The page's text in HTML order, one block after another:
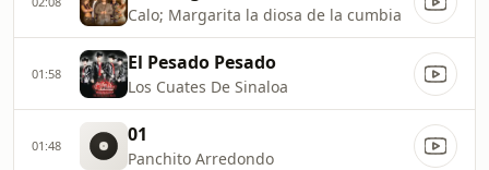
Calo; Margarita la diosa de la cumbia
01:58 El Pesado Pesado
Los Cuates De Sinaloa
01:48 01
Panchito Arredondo